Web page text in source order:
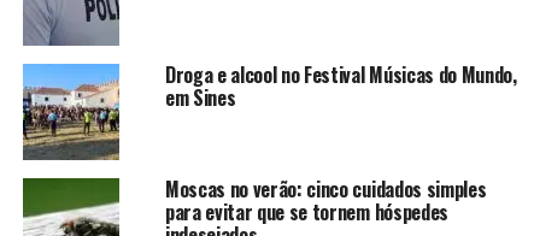
Droga e alcool no Festival Músicas do Mundo,
em Sines
Moscas no verão: cinco cuidados simples
para evitar que se tornem hóspedes